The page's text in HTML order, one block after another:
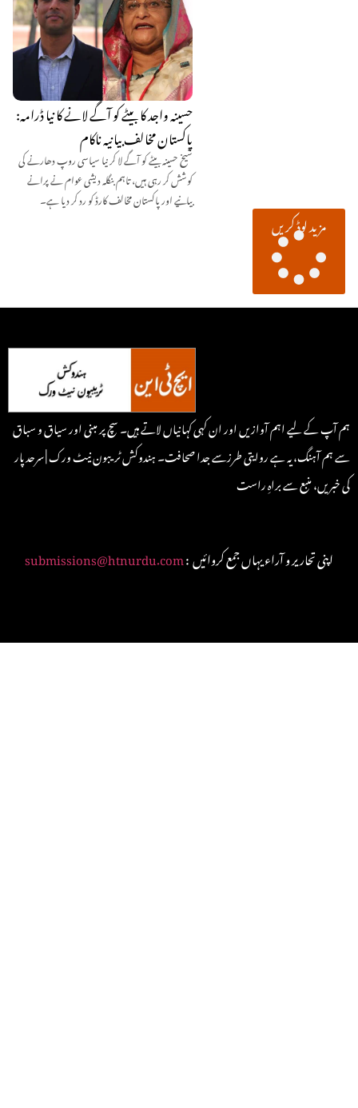
حسینہ واجد کا بیٹے کو آگے لانے کا نیا ڈرامہ:
پاکستان مخالف بیانیہ ناکام
شیخ حسینہ بیٹے کو آگے لا کر نیا سیاسی روپ دھارنے کی
کوشش کر رہی ہیں، تاہم بنگلہ دیشی عوام نے پرانے
بیانیے اور پاکستان مخالف کارڈ کو رد کر دیا ہے۔
مزید لوڈ کریں
ہم آپ کے لیے اہم آوازیں اور ان کہی کہانیاں لاتے ہیں۔ سچ پر مبنی اور سیاق و سباق
سے ہم آہنگ، یہ ہے روایتی طرزسے جدا صحافت۔ ہندوکش ٹریبون نیٹ ورک | سرحد پار
کی خبریں، منبع سے براہِ راست
submissions@htnurdu.com : اپنی تحاریر و آراء یہاں جمع کروائیں